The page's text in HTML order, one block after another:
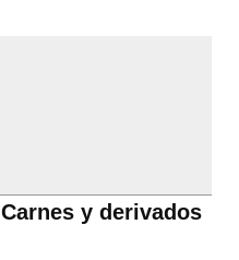
Carnes y derivados